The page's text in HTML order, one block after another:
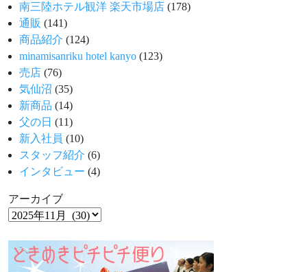
南三陸ホテル観洋 楽天市場店 (178)
通販 (141)
商品紹介 (124)
minamisanriku hotel kanyo (123)
売店 (76)
気仙沼 (35)
新商品 (14)
父の日 (11)
新入社員 (10)
スタッフ紹介 (6)
インタビュー (4)
アーカイブ